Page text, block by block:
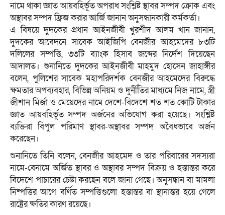
নামে থাকা জ্ঞাত আয়বহির্ভূত অপরাধ সংশ্লিষ্ট স্থাবর সম্পদ ক্রোক এবং
অস্থাবর সম্পদ ফ্রিজ করার আর্জি জানান অনুসন্ধানকারী কর্মকর্তা।
এ বিষয়ে দুদকের প্রধান আইনজীবী খুরশীদ আলম খান জানান,
দুদকের আবেদনে সাবেক আইজিপি বেনজীর আহমেদের ৮৩টি
দলিলের সম্পত্তি, ৩৩টি ব্যাংক হিসাব জব্দের নির্দেশ দিয়েছেন
আদালত। শুনানিতে দুদকের আইনজীবী মাহমুদ হোসেন জাহাঙ্গীর
বলেন, পুলিশের সাবেক মহাপরিদর্শক বেনজীর আহমেদের বিরুদ্ধে
ক্ষমতার অপব্যবহার, বিভিন্ন অনিয়ম ও দুর্নীতির মাধ্যমে নিজ নামে, স্ত্রী
জীশান মির্জা ও মেয়েদের নামে দেশে-বিদেশে শত শত কোটি টাকার
জ্ঞাত আয়বহির্ভূত সম্পদ অর্জনের অভিযোগ করা হয়েছে। সংশ্লিষ্ট
ব্যক্তিরা বিপুল পরিমাণ স্থাবর-অস্থাবর সম্পদ অবৈধভাবে অর্জন
করেছেন।
শুনানিতে তিনি বলেন, বেনজীর আহমেদ ও তার পরিবারের সদস্যরা
নামে-বেনামে অর্জিত স্থাবর ও অস্থাবর সম্পদ বিক্রয় ও হস্তান্তর করে
বিদেশে পাচারের চেষ্টা করছেন বলে জানা গেছে। অনুসন্ধান বা মামলা
নিষ্পত্তির আগে বর্ণিত সম্পত্তিগুলো হস্তান্তর বা স্থানান্তর হয়ে গেলে
রাষ্ট্রের ক্ষতির কারণ রয়েছে।